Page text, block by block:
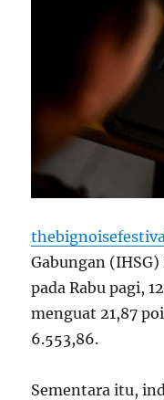
Gabungan
pada Rabu pagi,
menguat 21,87
6.553,86.
Sementara itu,